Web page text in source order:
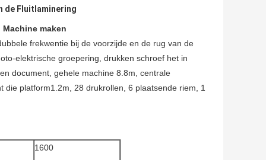
de Fluitlaminering
maken
frekwentie bij de voorzijde en de rug van de
elektrische groepering, drukken schroef het in
document, gehele machine 8.8m, centrale
platform1.2m, 28 drukrollen, 6 plaatsende riem, 1
1600